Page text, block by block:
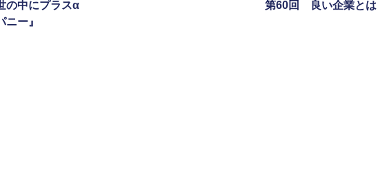
の中にプラスα
ー』
第60回 良い企業とは